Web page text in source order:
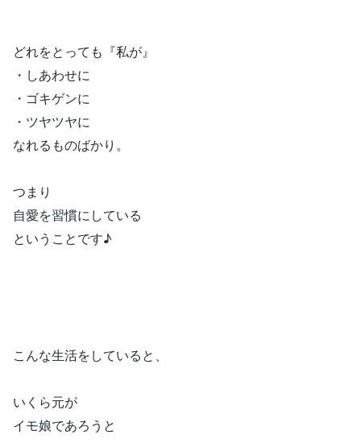
どれをとっても『私が』
・しあわせに
・ゴキゲンに
・ツヤツヤに
なれるものばかり。
つまり
自愛を習慣にしている
ということです♪
こんな生活をしていると、
いくら元が
イモ娘であろうと